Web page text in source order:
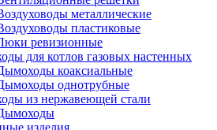
металлические
пластиковые
ревизионные
для котлов газовых настенных
коаксиальные
однотрубные
из нержавеющей стали
изделия